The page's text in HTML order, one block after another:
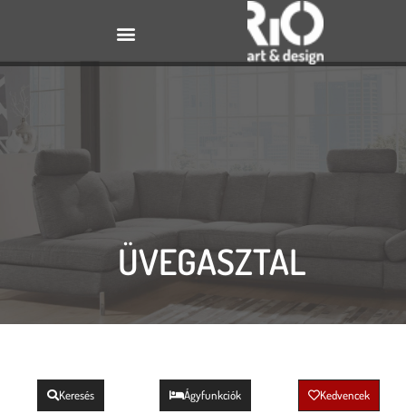
ÜVEGASZTAL
Keresés Ágyfunkciók Kedvencek